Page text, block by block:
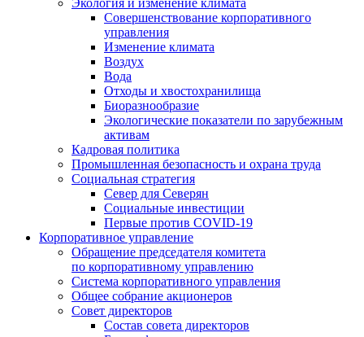
Экология и изменение климата
Совершенствование корпоративного
управления
Изменение климата
Воздух
Вода
Отходы и хвостохранилища
Биоразнообразие
Экологические показатели по зарубежным
активам
Кадровая политика
Промышленная безопасность и охрана труда
Социальная стратегия
Север для Северян
Социальные инвестиции
Первые против COVID‑19
Корпоративное управление
Обращение председателя комитета
по корпоративному управлению
Система корпоративного управления
Общее собрание акционеров
Совет директоров
Состав совета директоров